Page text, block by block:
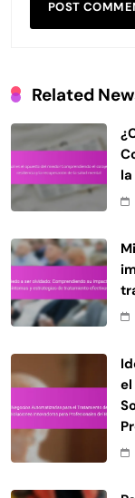
Related
el